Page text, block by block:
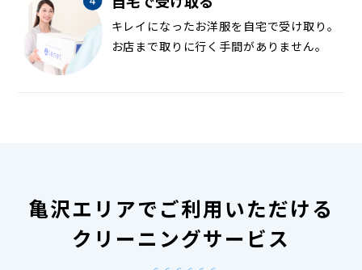
キレイになったお洋服を自宅で受け取り。
お店まで取りに行く手間がありません。
亀沢エリアでご利用いただける
クリーニングサービス